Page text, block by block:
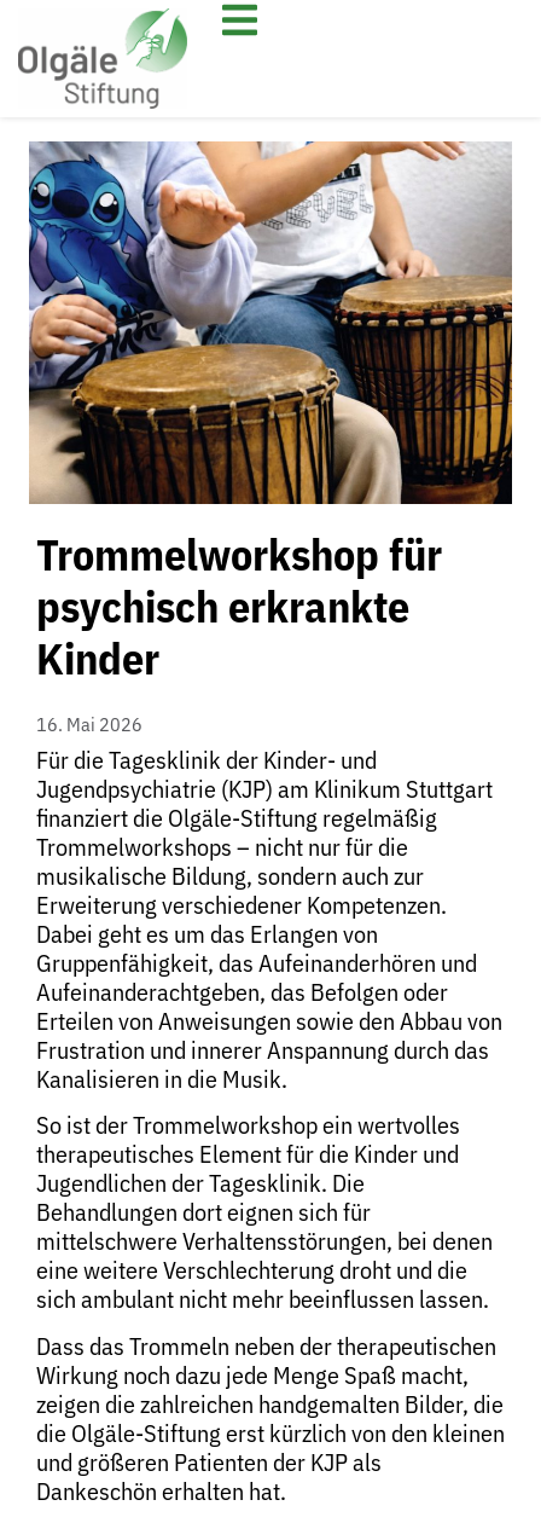
Trommelworkshop für
psychisch erkrankte
Kinder
16. Mai 2026
Für die Tagesklinik der Kinder- und
Jugendpsychiatrie (KJP) am Klinikum Stuttgart
finanziert die Olgäle-Stiftung regelmäßig
Trommelworkshops – nicht nur für die
musikalische Bildung, sondern auch zur
Erweiterung verschiedener Kompetenzen.
Dabei geht es um das Erlangen von
Gruppenfähigkeit, das Aufeinanderhören und
Aufeinanderachtgeben, das Befolgen oder
Erteilen von Anweisungen sowie den Abbau von
Frustration und innerer Anspannung durch das
Kanalisieren in die Musik.
So ist der Trommelworkshop ein wertvolles
therapeutisches Element für die Kinder und
Jugendlichen der Tagesklinik. Die
Behandlungen dort eignen sich für
mittelschwere Verhaltensstörungen, bei denen
eine weitere Verschlechterung droht und die
sich ambulant nicht mehr beeinflussen lassen.
Dass das Trommeln neben der therapeutischen
Wirkung noch dazu jede Menge Spaß macht,
zeigen die zahlreichen handgemalten Bilder, die
die Olgäle-Stiftung erst kürzlich von den kleinen
und größeren Patienten der KJP als
Dankeschön erhalten hat.